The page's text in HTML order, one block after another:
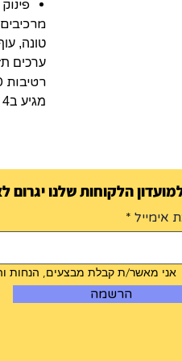
טונה,
ערכים
רטיבות 90, חלבון 6.5, שומן 0.02, אפר 2, סיבים 1.
מגיע ב4 יחידות של 14 גרם במארז
הלקוחות שלנו יגרום
אימייל
אני מאשר/ת קבלת מבצעים, הנחות
הרשמה